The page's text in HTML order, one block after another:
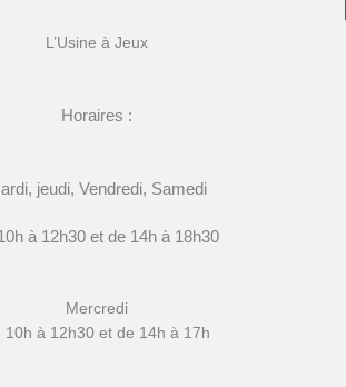
L’Usine à Jeux
Horaires :
jeudi, Vendredi, Samedi
à 12h30 et de 14h à 18h30
Mercredi
10h à 12h30 et de 14h à 17h